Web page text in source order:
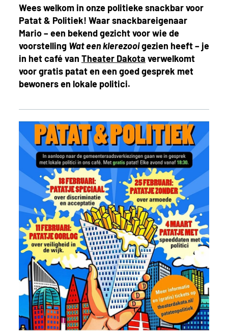
Wees welkom in onze politieke snackbar voor
Patat & Politiek! Waar snackbareigenaar
Mario – een bekend gezicht voor wie de
voorstelling Wat een klerezooigezien heeft – je
in het café van Theater Dakota verwelkomt
voor gratis patat en een goed gesprek met
bewoners en lokale politici.